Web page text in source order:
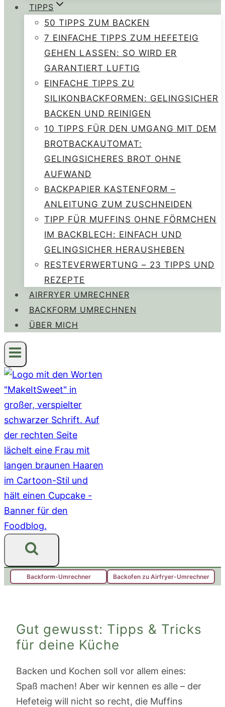
TIPPS
50 TIPPS ZUM BACKEN
7 EINFACHE TIPPS ZUM HEFETEIG
GEHEN LASSEN: SO WIRD ER
GARANTIERT LUFTIG
EINFACHE TIPPS ZU
SILIKONBACKFORMEN: GELINGSICHER
BACKEN UND REINIGEN
10 TIPPS FÜR DEN UMGANG MIT DEM
BROTBACKAUTOMAT:
GELINGSICHERES BROT OHNE
AUFWAND
BACKPAPIER KASTENFORM –
ANLEITUNG ZUM ZUSCHNEIDEN
TIPP FÜR MUFFINS OHNE FÖRMCHEN
IM BACKBLECH: EINFACH UND
GELINGSICHER HERAUSHEBEN
RESTEVERWERTUNG – 23 TIPPS UND
REZEPTE
AIRFRYER UMRECHNER
BACKFORM UMRECHNEN
ÜBER MICH
Backform-Umrechner Backofen zu Airfryer-Umrechner
Gut gewusst: Tipps & Tricks
für deine Küche
Backen und Kochen soll vor allem eines:
Spaß machen! Aber wir kennen es alle – der
Hefeteig will nicht so recht, die Muffins